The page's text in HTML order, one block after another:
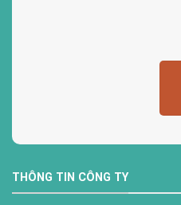
THÔNG TIN CÔNG TY